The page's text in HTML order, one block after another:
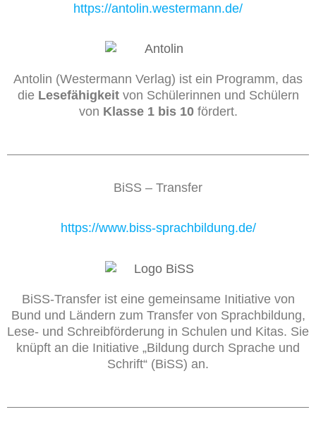
https://antolin.westermann.de/
Antolin (Westermann Verlag) ist ein Programm, das
die Lesefähigkeitvon Schülerinnen und Schülern
von Klasse 1 bis 10fördert.
BiSS – Transfer
https://www.biss-sprachbildung.de/
BiSS-Transfer ist eine gemeinsame Initiative von
Bund und Ländern zum Transfer von Sprachbildung,
Lese- und Schreibförderung in Schulen und Kitas. Sie
knüpft an die Initiative „Bildung durch Sprache und
Schrift“ (BiSS) an.